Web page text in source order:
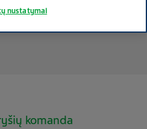
komanda
nustatymai